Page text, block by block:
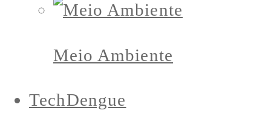
Meio Ambiente
TechDengue